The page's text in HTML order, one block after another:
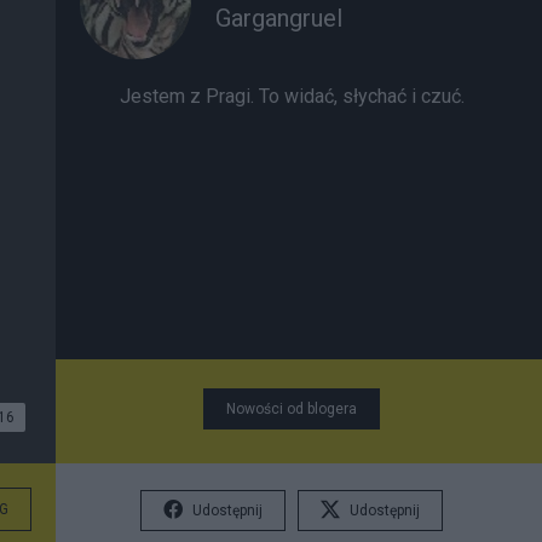
16
Gargangruel
Jestem z Pragi. To widać, słychać i czuć.
Nowości od blogera
Udostępnij Udostępnij